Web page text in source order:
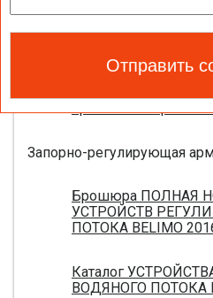
Каталог
ВОЗДУШНЫХ
противопожарных
Запорно-регулирующая
Брошюра ПОЛНАЯ
УСТРОЙСТВ
ПОТОКА BELIMO
Каталог
ВОДЯНОГО ПОТОКА